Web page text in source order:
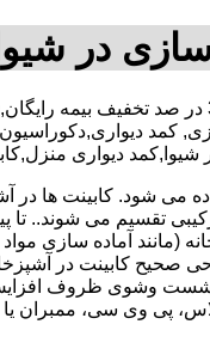
در
شیوا,
کمد
شیوا,کمد دیواری
شود. کابینت ها در
تقسیم می شوند.. تا
(مانند آماده سازی
صحیح کابینت در
وشوی ظروف افزایش
پی وی سی، ممبران